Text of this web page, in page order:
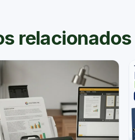
relacionados